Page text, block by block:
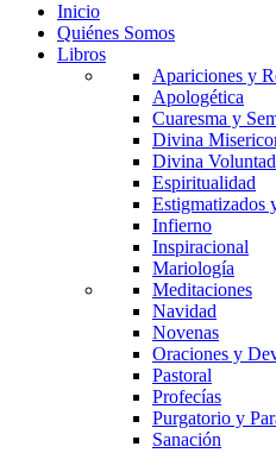
Inicio
Quiénes Somos
Libros
Apariciones y
Apologética
Cuaresma y
Divina
Divina Voluntad
Espiritualidad
Estigmatizados
Infierno
Inspiracional
Mariología
Meditaciones
Navidad
Novenas
Oraciones y
Pastoral
Profecías
Purgatorio y
Sanación